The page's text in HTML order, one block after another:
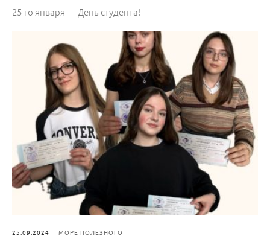
25-го января — День студента!
25.09.2024 МОРЕ ПОЛЕЗНОГО